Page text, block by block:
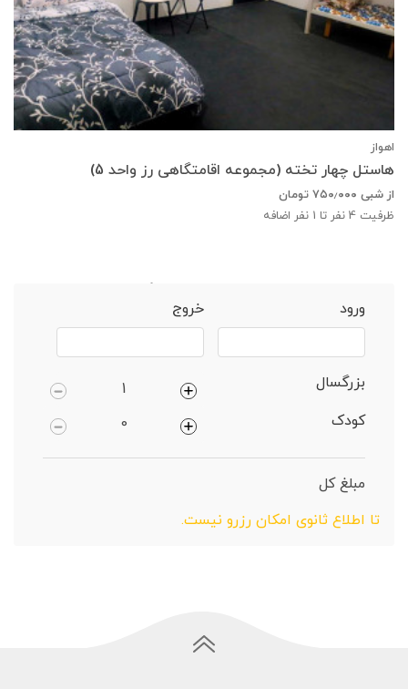
اهواز
هاستل چهار تخته (مجموعه اقامتگاهی رز واحد 5)
از شبی ۷۵۰٫۰۰۰ تومان
ظرفیت 4 نفر تا 1 نفر اضافه
ورود
خروج
بزرگسال
کودک
مبلغ کل
تا اطلاع ثانوی امکان رزرو نیست.